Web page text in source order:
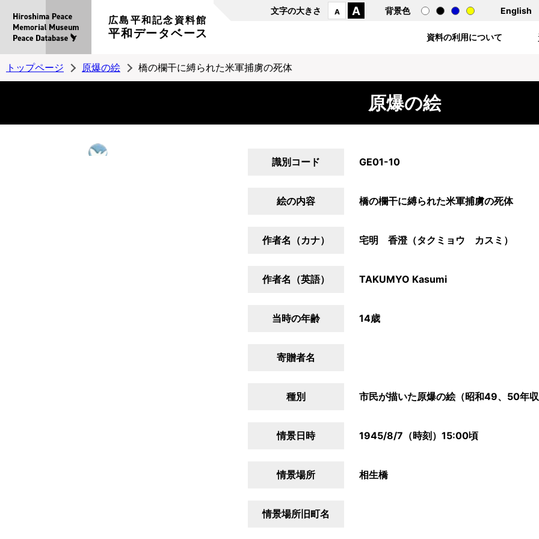
広島平和記念資料館
平和データベース
文字の大きさ A A 背景色 English
資料の利用について
トップページ 原爆の絵 橋の欄干に縛られた米軍捕虜の死体
原爆の絵
識別コード GE01-10
絵の内容 橋の欄干に縛られた米軍捕虜の死体
作者名（カナ） 宅明 香澄（タクミョウ カスミ）
作者名（英語） TAKUMYO Kasumi
当時の年齢 14歳
寄贈者名
種別 市民が描いた原爆の絵（昭和49、50年
情景日時 1945/8/7（時刻）15:00頃
情景場所 相生橋
情景場所旧町名